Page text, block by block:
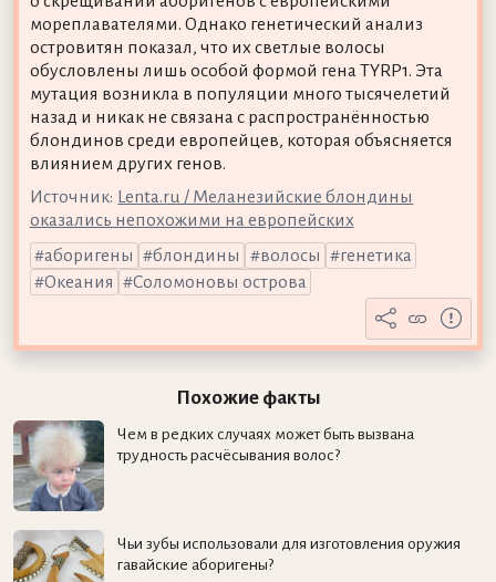
мореплавателями. Однако генетический анализ
островитян показал, что их светлые волосы
обусловлены лишь особой формой гена TYRP1. Эта
мутация возникла в популяции много тысячелетий
назад и никак не связана с распространённостью
блондинов среди европейцев, которая объясняется
влиянием других генов.
Источник: Lenta.ru / Меланезийские блондины
оказались непохожими на европейских
аборигены
блондины волосы
генетика
Океания
Соломоновы острова
Похожие факты
Чем в редких случаях может быть вызвана
трудность расчёсывания волос?
Чьи зубы использовали для изготовления оружия
гавайские аборигены?